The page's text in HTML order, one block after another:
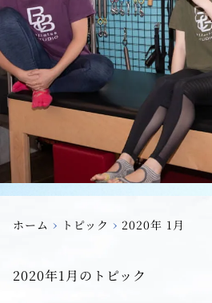
ホーム › トピック › 2020年 1月
2020年1月のトピック